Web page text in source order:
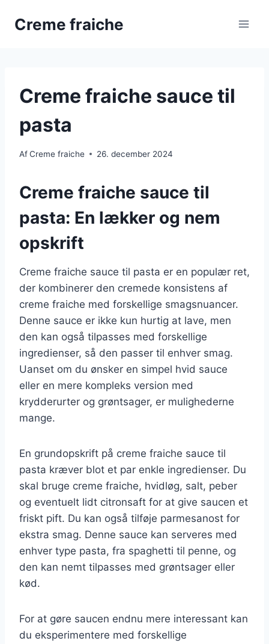
Creme fraiche
Creme fraiche sauce til
pasta
AfCreme fraiche 26. december 2024
Creme fraiche sauce til
pasta: En lækker og nem
opskrift
Creme fraiche sauce til pasta er en populær ret,
der kombinerer den cremede konsistens af
creme fraiche med forskellige smagsnuancer.
Denne sauce er ikke kun hurtig at lave, men
den kan også tilpasses med forskellige
ingredienser, så den passer til enhver smag.
Uanset om du ønsker en simpel hvid sauce
eller en mere kompleks version med
krydderurter og grøntsager, er mulighederne
mange.
En grundopskrift på creme fraiche sauce til
pasta kræver blot et par enkle ingredienser. Du
skal bruge creme fraiche, hvidløg, salt, peber
og eventuelt lidt citronsaft for at give saucen et
friskt pift. Du kan også tilføje parmesanost for
ekstra smag. Denne sauce kan serveres med
enhver type pasta, fra spaghetti til penne, og
den kan nemt tilpasses med grøntsager eller
kød.
For at gøre saucen endnu mere interessant kan
du eksperimentere med forskellige